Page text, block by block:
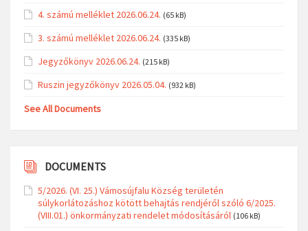
4. számú melléklet 2026.06.24. (65 kB)
3. számú melléklet 2026.06.24. (335 kB)
Jegyzőkönyv 2026.06.24. (215 kB)
Ruszin jegyzőkönyv 2026.05.04. (932 kB)
See All Documents
DOCUMENTS
5/2026. (VI. 25.) Vámosújfalu Község területén
súlykorlátozáshoz kötött behajtás rendjéről szóló 6/2025.
(VIII.01.) önkormányzati rendelet módosításáról (106 kB)